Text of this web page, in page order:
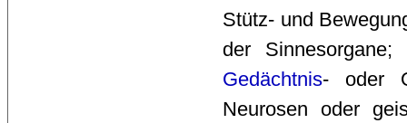
Stütz- und
der Sinnesorgane;
Gedächtnis- oder
Neurosen oder